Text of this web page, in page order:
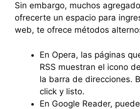
Sin embargo, muchos
ofrecerte un espacio para
web, te ofrece métodos
En Opera, las páginas
RSS muestran el icono
la barra de direcciones.
click y listo.
En Google Reader,